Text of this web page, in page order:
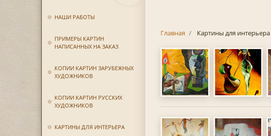
НАШИ РАБОТЫ
ПРИМЕРЫ КАРТИН
НАПИСАННЫХ НА ЗАКАЗ
КОПИИ КАРТИН ЗАРУБЕЖНЫХ
ХУДОЖНИКОВ
КОПИИ КАРТИН РУССКИХ
ХУДОЖНИКОВ
КАРТИНЫ ДЛЯ ИНТЕРЬЕРА
Главная Картины для интерьера